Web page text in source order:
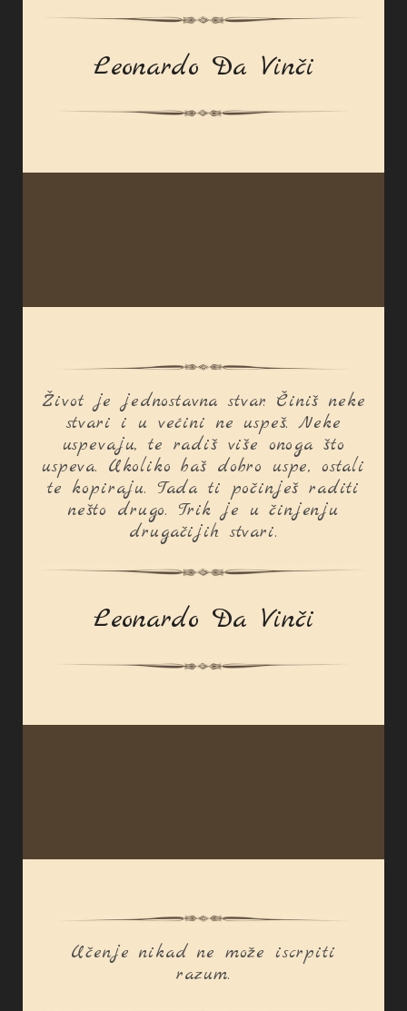
Leonardo Da Vinči
Život je jednostavna stvar. Činiš neke
stvari i u većini ne uspeš. Neke
uspevaju, te radiš više onoga što
uspeva. Ukoliko baš dobro uspe, ostali
te kopiraju. Tada ti počinješ raditi
nešto drugo. Trik je u činjenju
drugačijih stvari.
Leonardo Da Vinči
Učenje nikad ne može iscrpiti
razum.